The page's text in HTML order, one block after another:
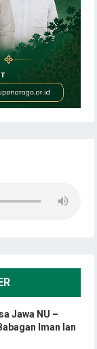
Jawa NU –
Iman lan